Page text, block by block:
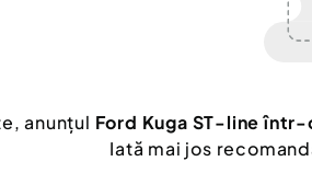
anunțul Ford Kuga ST-line
Iată mai jos